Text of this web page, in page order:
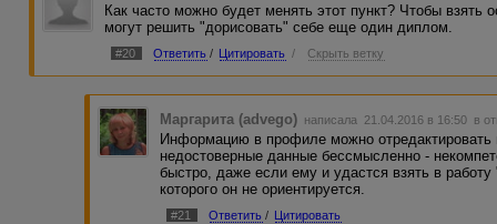
Как часто можно будет менять этот пункт? Чтобы взять
могут решить "дорисовать" себе еще один диплом.
#20 Ответить / Цитировать / Скрыть ветку
Маргарита (advego) написала 21.04.2016 в 16:50 в
Информацию в профиле можно
недостоверные данные бессмысленно -
быстро, даже если ему и удастся взять в
которого он не ориентируется.
#21 Ответить / Цитировать